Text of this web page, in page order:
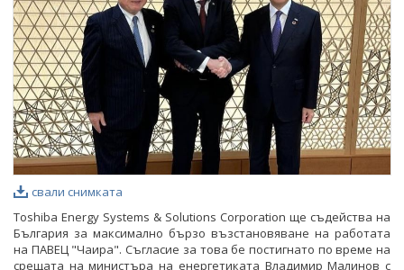
свали снимката
Toshiba Energy Systems & Solutions Corporation ще съдейства на
България за максимално бързо възстановяване на работата
на ПАВЕЦ "Чаира". Съгласие за това бе постигнато по време на
срещата на министъра на енергетиката Владимир Малинов с